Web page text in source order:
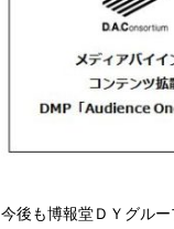
今後も博報堂ＤＹグル